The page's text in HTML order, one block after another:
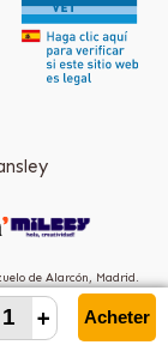
+ Acheter
de Alarcón, Madrid.